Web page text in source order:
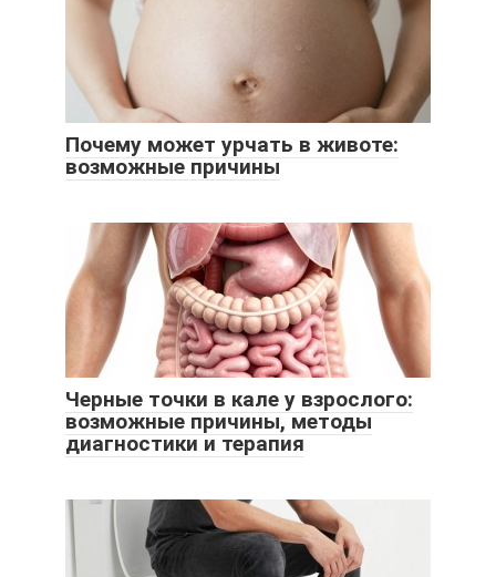
Почему может урчать в животе:
возможные причины
Черные точки в кале у взрослого:
возможные причины, методы
диагностики и терапия